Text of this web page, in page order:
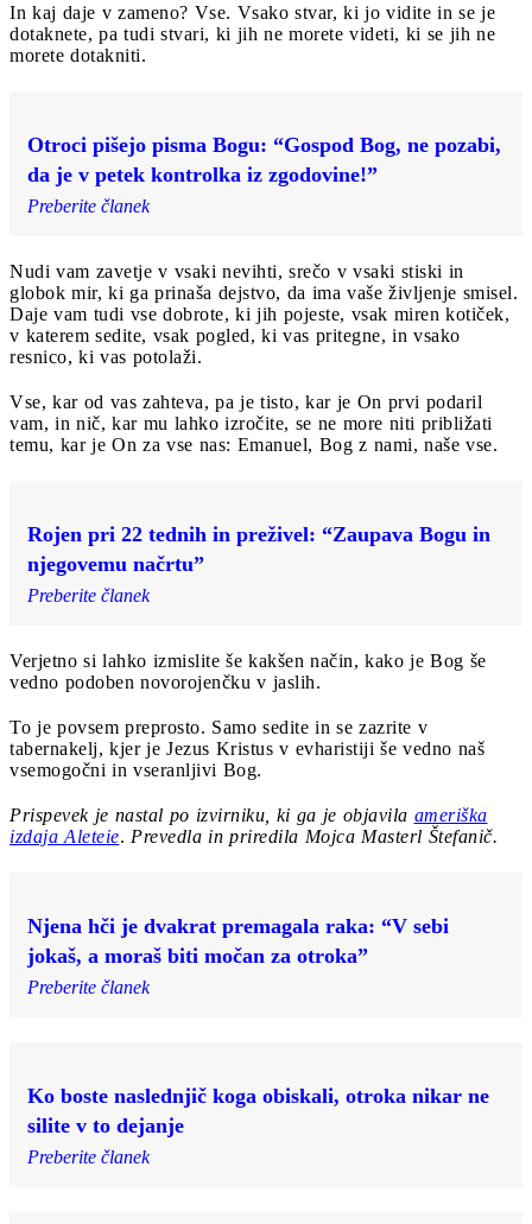
In kaj daje v zameno? Vse. Vsako stvar, ki jo vidite in se je
dotaknete, pa tudi stvari, ki jih ne morete videti, ki se jih ne
morete dotakniti.
Otroci pišejo pisma Bogu: “Gospod Bog, ne pozabi,
da je v petek kontrolka iz zgodovine!”
Preberite članek
Nudi vam zavetje v vsaki nevihti, srečo v vsaki stiski in
globok mir, ki ga prinaša dejstvo, da ima vaše življenje smisel.
Daje vam tudi vse dobrote, ki jih pojeste, vsak miren kotiček,
v katerem sedite, vsak pogled, ki vas pritegne, in vsako
resnico, ki vas potolaži.
Vse, kar od vas zahteva, pa je tisto, kar je On prvi podaril
vam, in nič, kar mu lahko izročite, se ne more niti približati
temu, kar je On za vse nas: Emanuel, Bog z nami, naše vse.
Rojen pri 22 tednih in preživel: “Zaupava Bogu in
njegovemu načrtu”
Preberite članek
Verjetno si lahko izmislite še kakšen način, kako je Bog še
vedno podoben novorojenčku v jaslih.
To je povsem preprosto. Samo sedite in se zazrite v
tabernakelj, kjer je Jezus Kristus v evharistiji še vedno naš
vsemogočni in vseranljivi Bog.
Prispevek je nastal po izvirniku, ki ga je objavila ameriška
izdaja Aleteie. Prevedla in priredila Mojca Masterl Štefanič.
Njena hči je dvakrat premagala raka: “V sebi
jokaš, a moraš biti močan za otroka”
Preberite članek
Ko boste naslednjič koga obiskali, otroka nikar ne
silite v to dejanje
Preberite članek